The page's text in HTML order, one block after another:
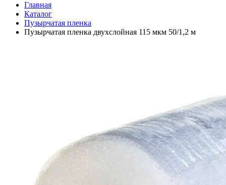
Главная
Каталог
Пузырчатая пленка
Пузырчатая пленка двухслойная 115 мкм 50/1,2 м